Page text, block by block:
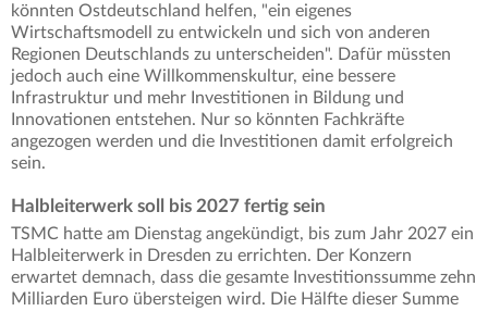
könnten Ostdeutschland helfen, "ein eigenes
Wirtschaftsmodell zu entwickeln und sich von anderen
Regionen Deutschlands zu unterscheiden". Dafür müssten
jedoch auch eine Willkommenskultur, eine bessere
Infrastruktur und mehr Investitionen in Bildung und
Innovationen entstehen. Nur so könnten Fachkräfte
angezogen werden und die Investitionen damit erfolgreich
sein.
Halbleiterwerk soll bis 2027 fertig sein
TSMC hatte am Dienstag angekündigt, bis zum Jahr 2027 ein
Halbleiterwerk in Dresden zu errichten. Der Konzern
erwartet demnach, dass die gesamte Investitionssumme zehn
Milliarden Euro übersteigen wird. Die Hälfte dieser Summe